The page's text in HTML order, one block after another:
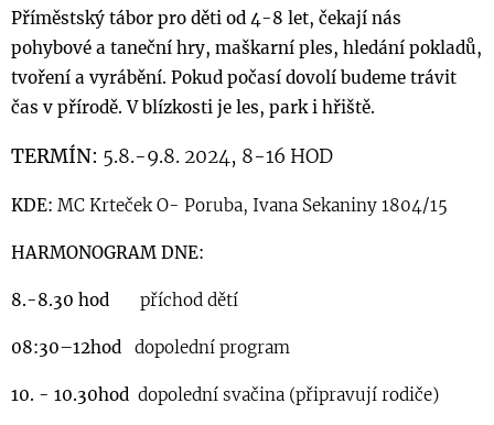
Příměstský tábor pro děti od 4-8 let, čekají nás
pohybové a taneční hry, maškarní ples, hledání pokladů,
tvoření a vyrábění. Pokud počasí dovolí budeme trávit
čas v přírodě. V blízkosti je les, park i hřiště.
TERMÍN: 5.8.-9.8. 2024, 8-16 HOD
KDE: MC Krteček O- Poruba, Ivana Sekaniny 1804/15
HARMONOGRAM DNE:
8.-8.30 hod příchod dětí
08:30–12hod dopolední program
10. - 10.30hod dopolední svačina (připravují rodiče)